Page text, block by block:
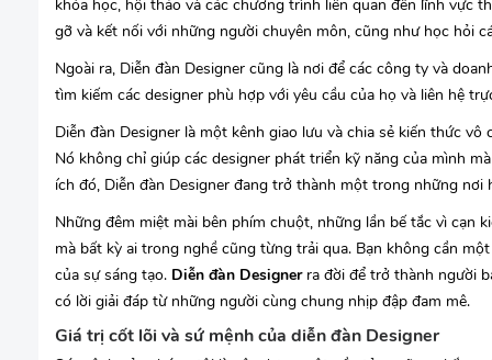
khóa học, hội thảo và các chương trình liên quan đến lĩnh vực
gỡ và kết nối với những người chuyên môn, cũng như học hỏi
Ngoài ra, Diễn đàn Designer cũng là nơi để các công ty và
tìm kiếm các designer phù hợp với yêu cầu của họ và liên hệ
Diễn đàn Designer là một kênh giao lưu và chia sẻ kiến thức
Nó không chỉ giúp các designer phát triển kỹ năng của mình
ích đó, Diễn đàn Designer đang trở thành một trong những
Những đêm miệt mài bên phím chuột, những lần bế tắc vì cạn
mà bất kỳ ai trong nghề cũng từng trải qua. Bạn không cần
của sự sáng tạo. Diễn đàn Designerra đời để trở thành người
có lời giải đáp từ những người cùng chung nhịp đập đam mê.
Giá trị cốt lõi và sứ mệnh của diễn đàn Designer